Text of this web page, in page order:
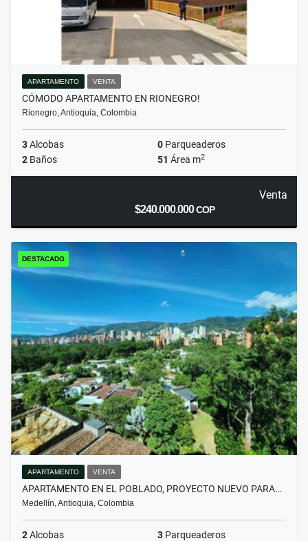
APARTAMENTO VENTA
CÓMODO APARTAMENTO EN RIONEGRO!
Rionegro, Antioquia, Colombia
3Alcobas 0 Parqueaderos
2 Baños 51 Área m2
Venta
$240.000.000COP
DESTACADO
APARTAMENTO VENTA
APARTAMENTO EN EL POBLADO, PROYECTO NUEVO PARA…
Medellín, Antioquia, Colombia
2Alcobas 3 Parqueaderos